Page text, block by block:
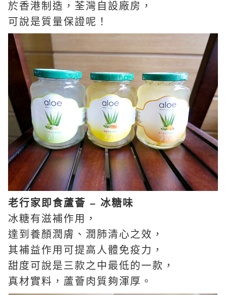
於香港制造，荃灣自設廠房，
可說是質量保證呢！
老行家即食蘆薈 – 冰糖味
冰糖有滋補作用，
達到養顏潤膚、潤肺清心之效，
其補益作用可提高人體免疫力，
甜度可說是三款之中最低的一款，
真材實料，蘆薈肉質夠渾厚。